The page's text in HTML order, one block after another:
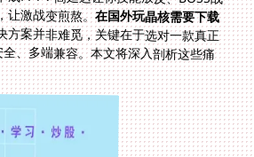
让激战变煎熬。在国外玩晶核需要下载
案并非难觅，关键在于选对一款真正
安全、多端兼容。本文将深入剖析这些痛